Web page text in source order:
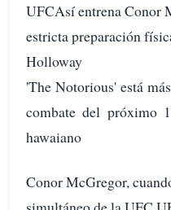
UFCAsí entrena Conor
estricta preparación
Holloway
'The Notorious' está
combate del próximo
hawaiano
Conor McGregor,